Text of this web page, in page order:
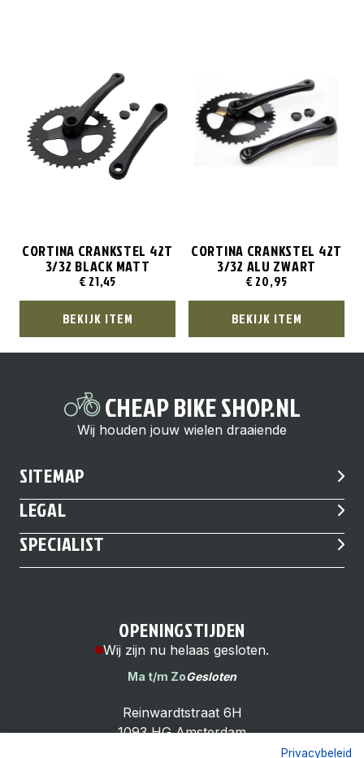
CORTINA CRANKSTEL 42T
3/32 BLACK MATT
€ 21,45
BEKIJK ITEM
CORTINA CRANKSTEL 42T
3/32 ALU ZWART
€ 20,95
BEKIJK ITEM
CHEAP BIKE SHOP.NL
Wij houden jouw wielen draaiende
SITEMAP
LEGAL
SPECIALIST
OPENINGSTIJDEN
Wij zijn nu helaas gesloten.
Ma t/m ZoGesloten
Reinwardtstraat 6H
1093 HG Amsterdam
Privacybeleid